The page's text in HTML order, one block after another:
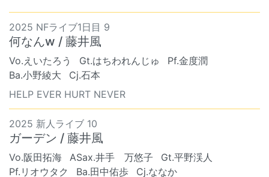
2025 NFライブ1日目 9
何なんw / 藤井風
Vo.えいたろう Gt.はちわれんじゅ
Pf.金度潤
Ba.小野綾大
Cj.石本
HELP EVER HURT NEVER
2025 新人ライブ 10
ガーデン / 藤井風
Vo.阪田拓海 ASax.井手 万悠子
Gt.平野渓人
Pf.リオウタク
Ba.田中佑歩 Cj.ななか